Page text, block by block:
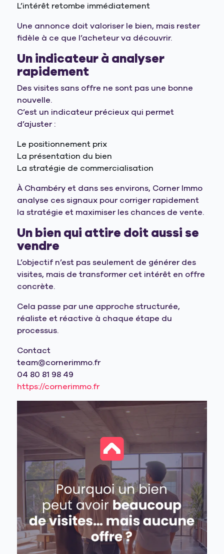
L’intérêt retombe immédiatement
Une annonce doit valoriser le bien, mais rester
fidèle à ce que l’acheteur va découvrir.
Un indicateur à analyser
rapidement
Des visites sans offre ne sont pas une bonne
nouvelle.
C’est un indicateur précieux qui permet
d’ajuster :
Le positionnement prix
La présentation du bien
La stratégie de commercialisation
À Chambéry et dans ses environs, Corner Immo
analyse ces signaux pour corriger rapidement
la stratégie et maximiser les chances de vente.
Un bien qui attire doit aussi se
vendre
L’objectif n’est pas seulement de générer des
visites, mais de transformer cet intérêt en offre
concrète.
Cela passe par une approche structurée,
réaliste et réactive à chaque étape du
processus.
Contact
team@cornerimmo.fr
04 80 81 98 49
https://cornerimmo.fr